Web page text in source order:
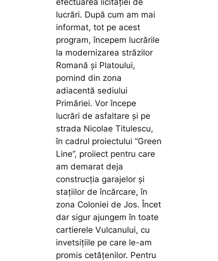
efectuarea licitației de
lucrări. După cum am mai
informat, tot pe acest
program, începem lucrările
la modernizarea străzilor
Romană și Platoului,
pornind din zona
adiacentă sediului
Primăriei. Vor începe
lucrări de asfaltare și pe
strada Nicolae Titulescu,
în cadrul proiectului ”Green
Line”, proiiect pentru care
am demarat deja
construcția garajelor și
stațiilor de încărcare, în
zona Coloniei de Jos. Încet
dar sigur ajungem în toate
cartierele Vulcanului, cu
invetsițiile pe care le-am
promis cetățenilor. Pentru